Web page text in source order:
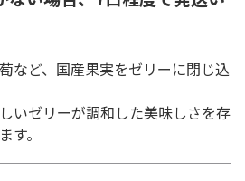
など、国産果実をゼリーに閉じ込
いゼリーが調和した美味しさを存
す。